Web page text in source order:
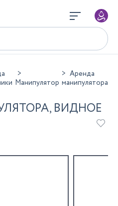
Манипулятор
Аренда
манипулятора
ВИДНОЕ